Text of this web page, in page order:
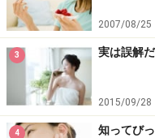
2007/08/25
3 実は誤解
2015/09/28
4 知ってび